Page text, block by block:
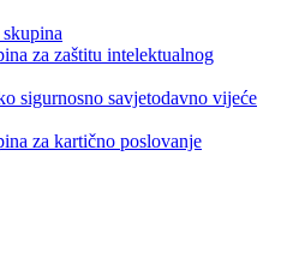
za zaštitu intelektualnog
sigurnosno savjetodavno vijeće
za kartično poslovanje